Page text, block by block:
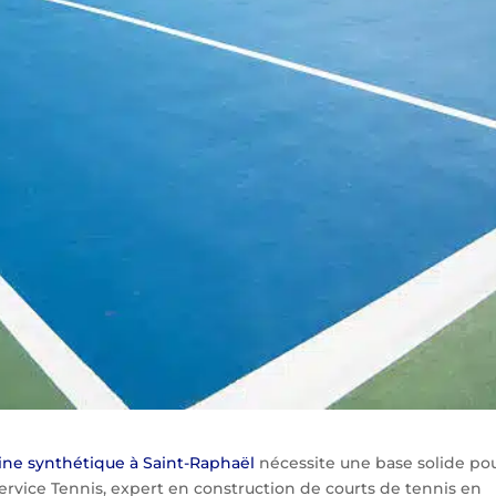
synthétique à Saint-Raphaël nécessite une base solide
Tennis, expert en construction de courts de tennis en